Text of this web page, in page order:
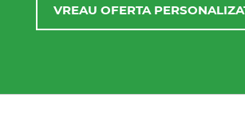
VREAU OFERTA